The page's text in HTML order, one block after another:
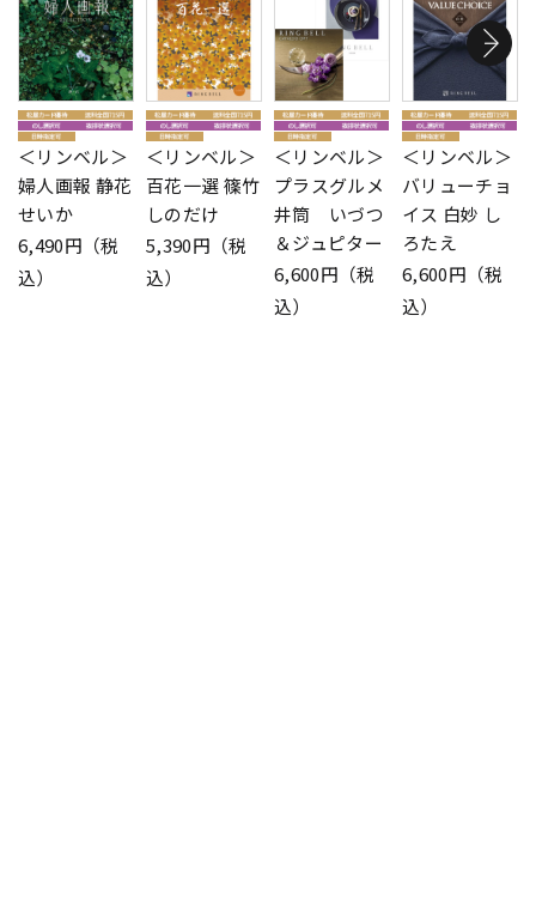
＜リンベル＞
婦人画報 静花
せいか
6,490円（税
込）
＜リンベル＞
百花一選 篠竹
しのだけ
5,390円（税
込）
＜リンベル＞
プラスグルメ
井筒 いづつ
＆ジュピター
6,600円（税
込）
＜リンベル＞
バリューチョ
イス 白妙 し
ろたえ
6,600円（税
込）